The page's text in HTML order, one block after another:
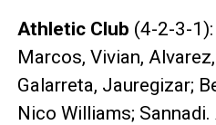
Athletic Club (4-2-3-
Marcos, Vivian,
Galarreta, Jauregizar;
Nico Williams; Sannadi.